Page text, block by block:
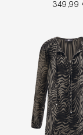
349,99